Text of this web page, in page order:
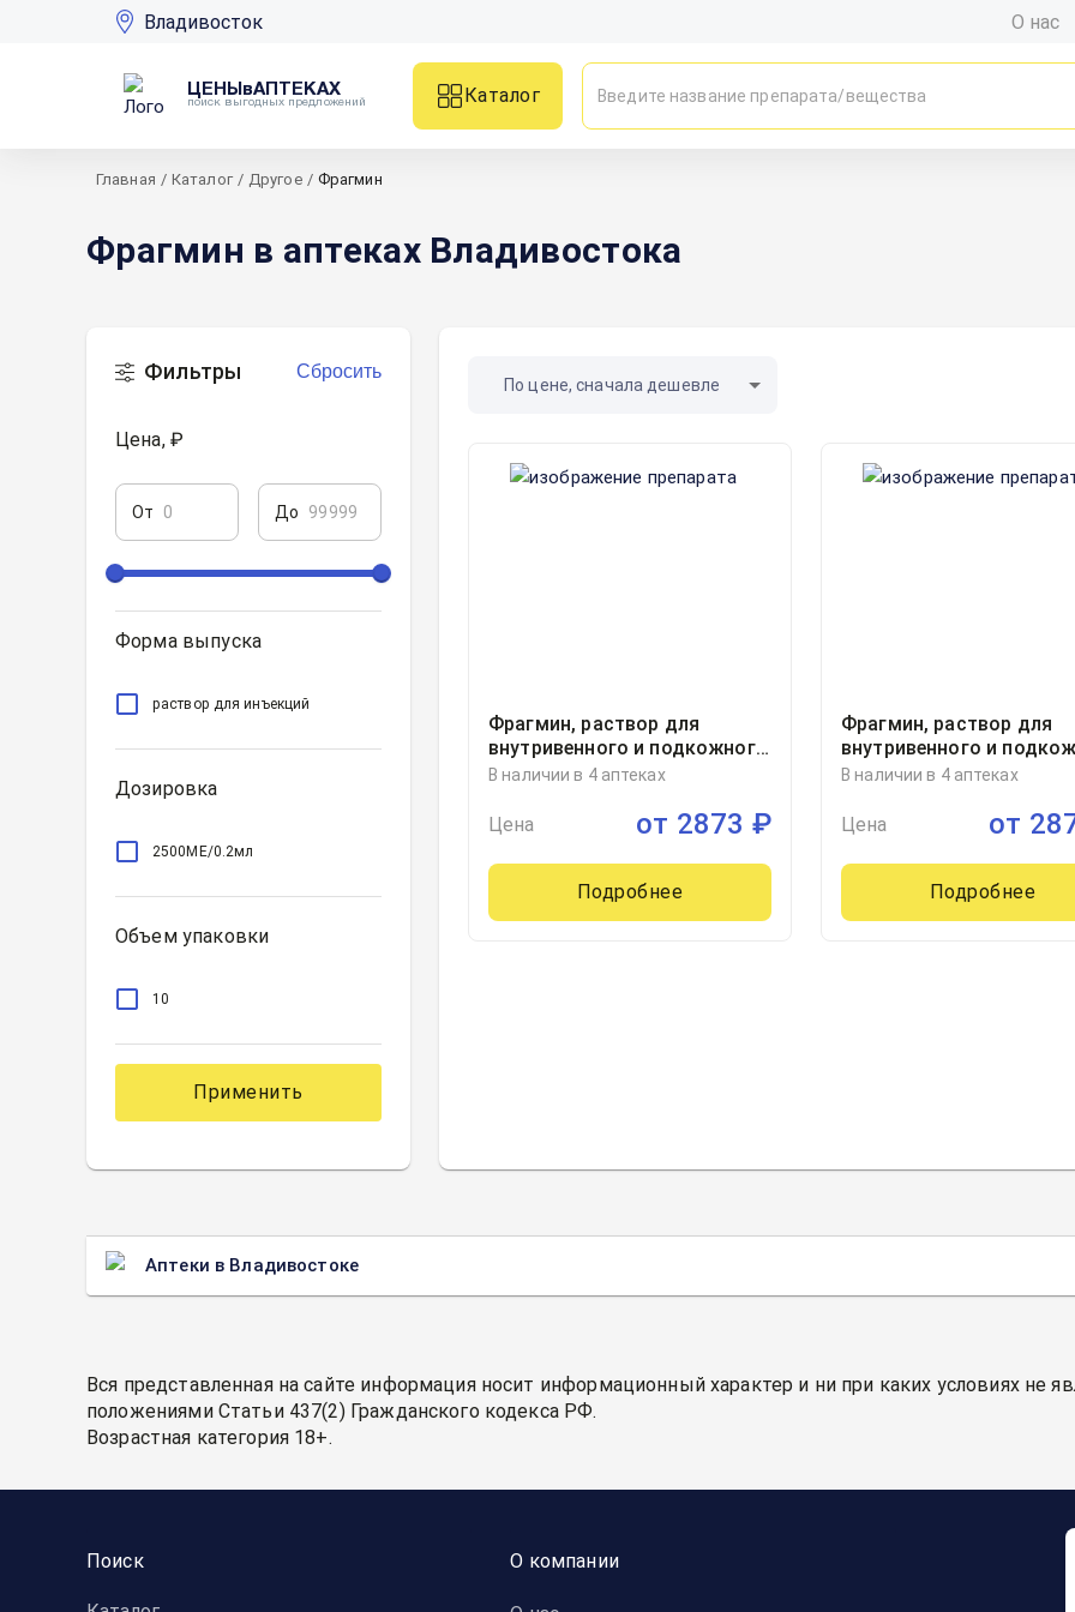
Владивосток О нас
ЦЕНЫвАПТЕКАХ
поиск выгодных предложений
Каталог
Главная / Каталог / Другое / Фрагмин
Фрагмин в аптеках Владивостока
Фильтры Сбросить
Цена, ₽
От До
Форма выпуска
раствор для инъекций
Дозировка
2500МЕ/0.2мл
Объем упаковки
10
Применить
По цене, сначала дешевле
Фрагмин, раствор для
внутривенного и подкожного
введения 2500анти-ХА
0.2миллилитр, 10
В наличии в 4 аптеках
Цена от 2873 ₽
Подробнее
Фрагмин, раствор для
внутривенного и
введения 2500анти-ХА
0.2миллилитр, 10,
Ко.КГ/Пфайзер МГФ.
Н.В., Германия
В наличии в 4 аптеках
Цена от
Подробнее
Аптеки в Владивостоке
Вся представленная на сайте информация носит информационный характер и ни при каких условиях не
положениями Статьи 437(2) Гражданского кодекса РФ.
Возрастная категория 18+.
Поиск О компании